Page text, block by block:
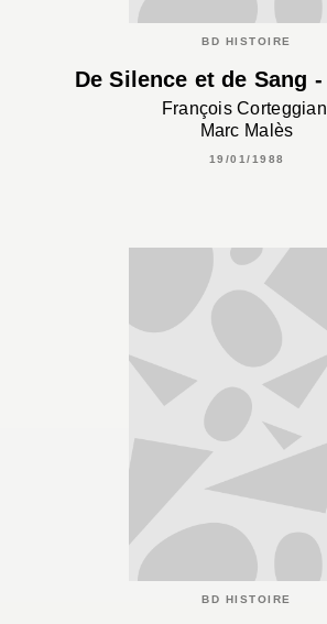
BD HISTOIRE
De Silence et de Sang -
François
Marc Malès
19/01/1988
BD HISTOIRE